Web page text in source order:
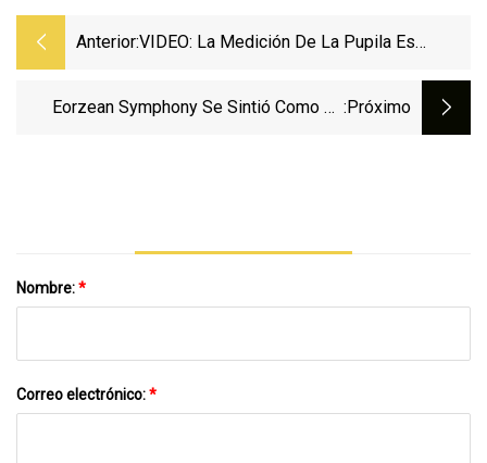
Anterior:VIDEO: La Medición De La Pupila Es
Eorzean Symphony Se Sintió Como Un :próximo
Nombre:*
Correo electrónico:*